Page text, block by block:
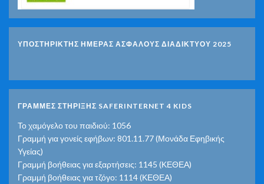
ΥΠΟΣΤΗΡΙΚΤΗΣ ΗΜΕΡΑΣ ΑΣΦΑΛΟΥΣ ΔΙΑΔΙΚΤΥΟΥ 2025
ΓΡΑΜΜΕΣ ΣΤΗΡΙΞΗΣ SAFERINTERNET 4 KIDS
Το χαμόγελο του παιδιού: 1056
Γραμμή για γονείς εφήβων: 801.11.77 (Μονάδα Εφηβικής
Υγείας)
Γραμμή βοήθειας για εξαρτήσεις: 1145 (ΚΕΘΕΑ)
Γραμμή βοήθειας για τζόγο: 1114 (ΚΕΘΕΑ)